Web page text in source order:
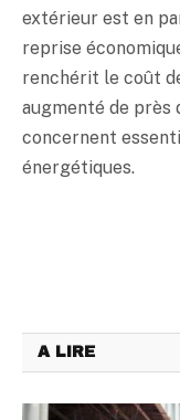
extérieur est en
reprise
renchérit le coût
augmenté de près
concernent
énergétiques.
A LIRE